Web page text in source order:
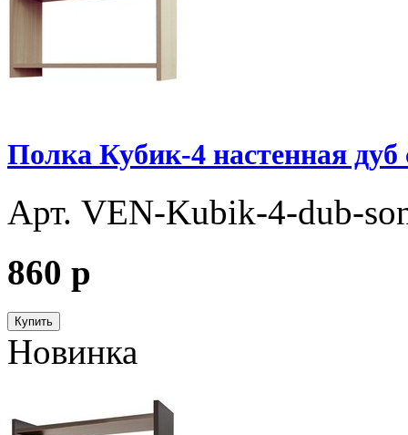
Полка Кубик-4 настенная дуб
Арт. VEN-Kubik-4-dub-
860 p
Купить
Новинка